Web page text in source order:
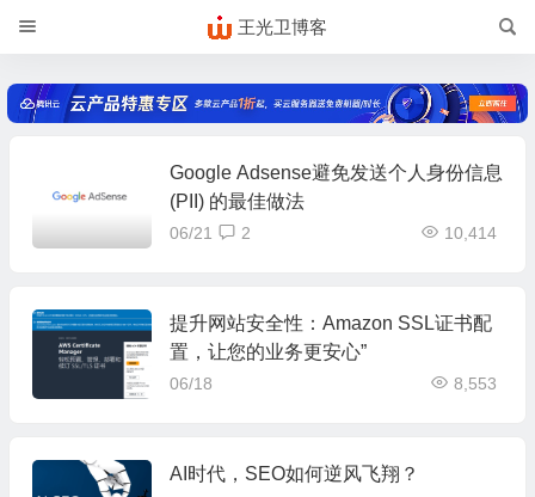
王光卫博客
Google Adsense避免发送个人身份信息
(PII) 的最佳做法
06/21 10,414
2
提升网站安全性：Amazon SSL证书配
置，让您的业务更安心”
06/18 8,553
AI时代，SEO如何逆风飞翔？